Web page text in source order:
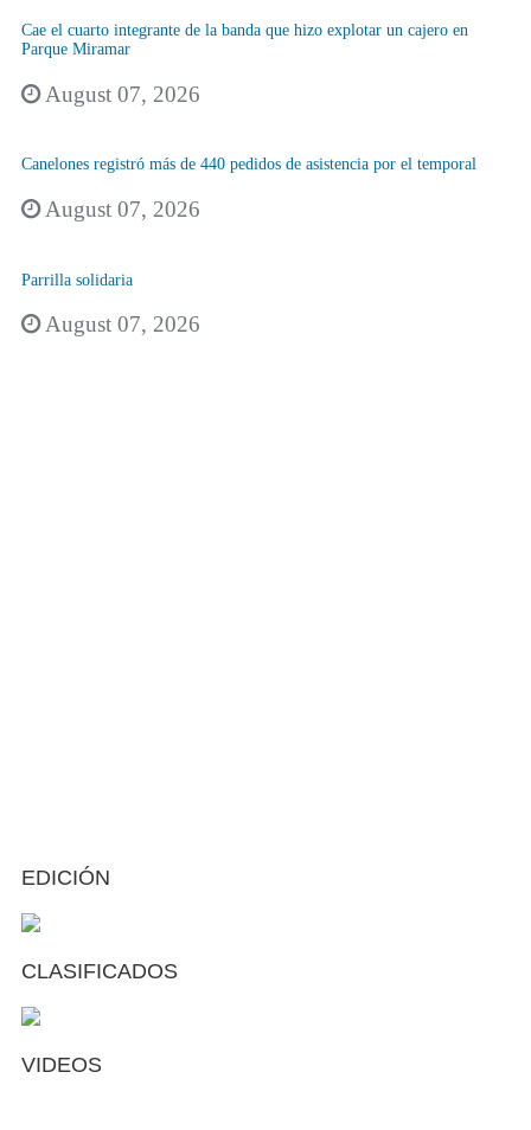
Cae el cuarto integrante de la banda que hizo explotar un cajero en
Parque Miramar
August 07, 2026
Canelones registró más de 440 pedidos de asistencia por el temporal
August 07, 2026
Parrilla solidaria
August 07, 2026
EDICIÓN
CLASIFICADOS
VIDEOS